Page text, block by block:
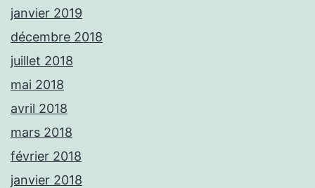
janvier 2019
décembre 2018
juillet 2018
mai 2018
avril 2018
mars 2018
février 2018
janvier 2018